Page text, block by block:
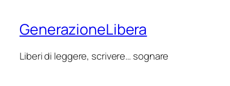
GenerazioneLibera
Liberi di leggere, scrivere… sognare